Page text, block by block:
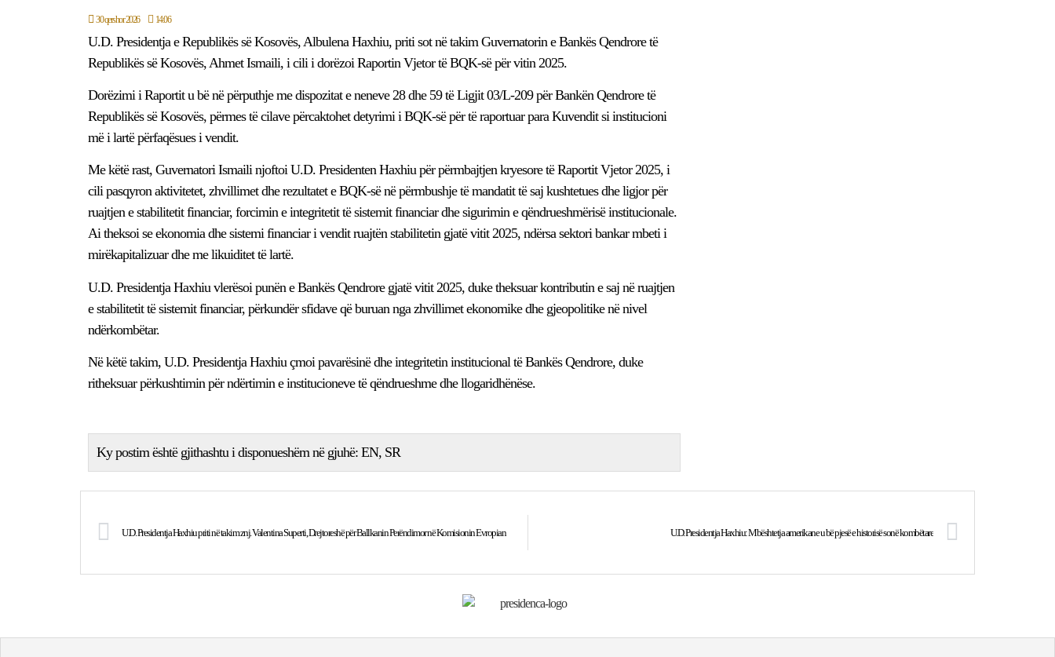
30 qershor 2026 14:06
U.D. Presidentja e Republikës së Kosovës, Albulena Haxhiu, priti sot në takim Guvernatorin e Bankës Qendrore të
Republikës së Kosovës, Ahmet Ismaili, i cili i dorëzoi Raportin Vjetor të BQK-së për vitin 2025.
Dorëzimi i Raportit u bë në përputhje me dispozitat e neneve 28 dhe 59 të Ligjit 03/L-209 për Bankën Qendrore të
Republikës së Kosovës, përmes të cilave përcaktohet detyrimi i BQK-së për të raportuar para Kuvendit si institucioni
më i lartë përfaqësues i vendit.
Me këtë rast, Guvernatori Ismaili njoftoi U.D. Presidenten Haxhiu për përmbajtjen kryesore të Raportit Vjetor 2025, i
cili pasqyron aktivitetet, zhvillimet dhe rezultatet e BQK-së në përmbushje të mandatit të saj kushtetues dhe ligjor për
ruajtjen e stabilitetit financiar, forcimin e integritetit të sistemit financiar dhe sigurimin e qëndrueshmërisë institucionale.
Ai theksoi se ekonomia dhe sistemi financiar i vendit ruajtën stabilitetin gjatë vitit 2025, ndërsa sektori bankar mbeti i
mirëkapitalizuar dhe me likuiditet të lartë.
U.D. Presidentja Haxhiu vlerësoi punën e Bankës Qendrore gjatë vitit 2025, duke theksuar kontributin e saj në ruajtjen
e stabilitetit të sistemit financiar, përkundër sfidave që buruan nga zhvillimet ekonomike dhe gjeopolitike në nivel
ndërkombëtar.
Në këtë takim, U.D. Presidentja Haxhiu çmoi pavarësinë dhe integritetin institucional të Bankës Qendrore, duke
ritheksuar përkushtimin për ndërtimin e institucioneve të qëndrueshme dhe llogaridhënëse.
Ky postim është gjithashtu i disponueshëm në gjuhë: EN SR
U.D. Presidentja Haxhiu priti në takim znj. Valentina Superti, Drejtoreshë për Ballkanin Perëndimor në Komisionin Evropian U.D. Presidentja Haxhiu: Mbështetja amerikane u bë pjesë e historisë sonë kombëtare